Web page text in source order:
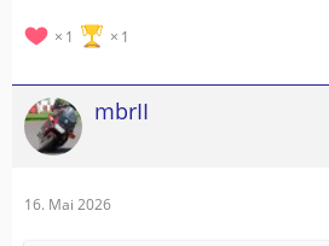
1 1
mbrII
16. Mai 2026